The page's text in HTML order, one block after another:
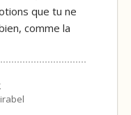
que tu ne
comme la